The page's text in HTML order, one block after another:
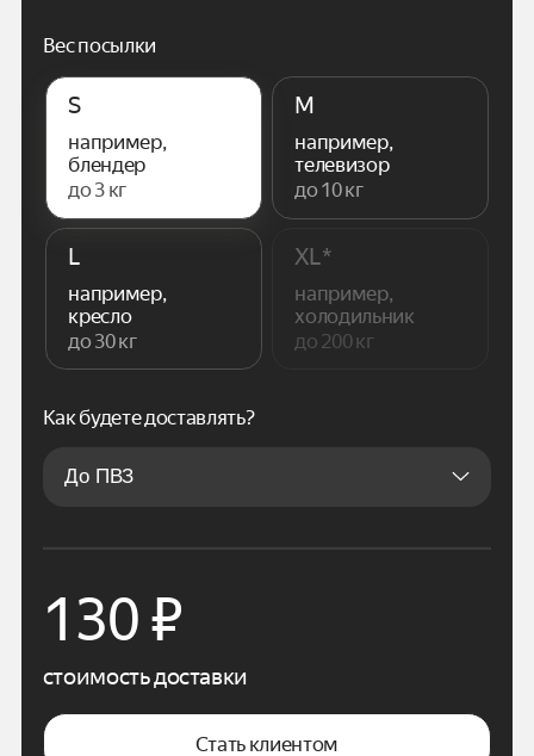
Вес посылки
S
например,
блендер
до 3 кг
M
например,
телевизор
до 10 кг
L
например,
кресло
до 30 кг
XL*
например,
холодильник
до 200 кг
Как будете доставлять?
130₽
стоимость доставки
Стать клиентом